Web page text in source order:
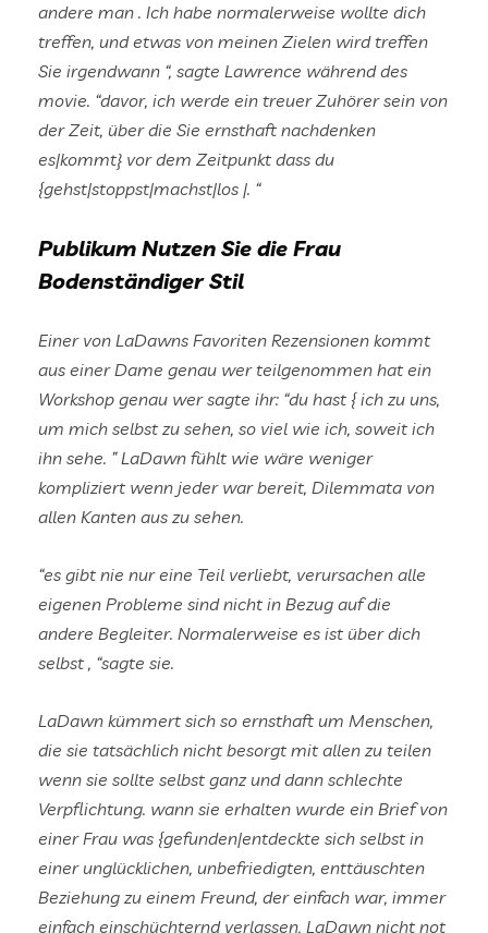
andere man . Ich habe normalerweise wollte dich
treffen, und etwas von meinen Zielen wird treffen
Sie irgendwann “, sagte Lawrence während des
movie. “davor, ich werde ein treuer Zuhörer sein von
der Zeit, über die Sie ernsthaft nachdenken
es|kommt} vor dem Zeitpunkt dass du
{gehst|stoppst|machst|los |. “
Publikum Nutzen Sie die Frau
Bodenständiger Stil
Einer von LaDawns Favoriten Rezensionen kommt
aus einer Dame genau wer teilgenommen hat ein
Workshop genau wer sagte ihr: “du hast { ich zu uns,
um mich selbst zu sehen, so viel wie ich, soweit ich
ihn sehe. ” LaDawn fühlt wie wäre weniger
kompliziert wenn jeder war bereit, Dilemmata von
allen Kanten aus zu sehen.
“es gibt nie nur eine Teil verliebt, verursachen alle
eigenen Probleme sind nicht in Bezug auf die
andere Begleiter. Normalerweise es ist über dich
selbst , “sagte sie.
LaDawn kümmert sich so ernsthaft um Menschen,
die sie tatsächlich nicht besorgt mit allen zu teilen
wenn sie sollte selbst ganz und dann schlechte
Verpflichtung. wann sie erhalten wurde ein Brief von
einer Frau was {gefunden|entdeckte sich selbst in
einer unglücklichen, unbefriedigten, enttäuschten
Beziehung zu einem Freund, der einfach war, immer
einfach einschüchternd verlassen, LaDawn nicht not